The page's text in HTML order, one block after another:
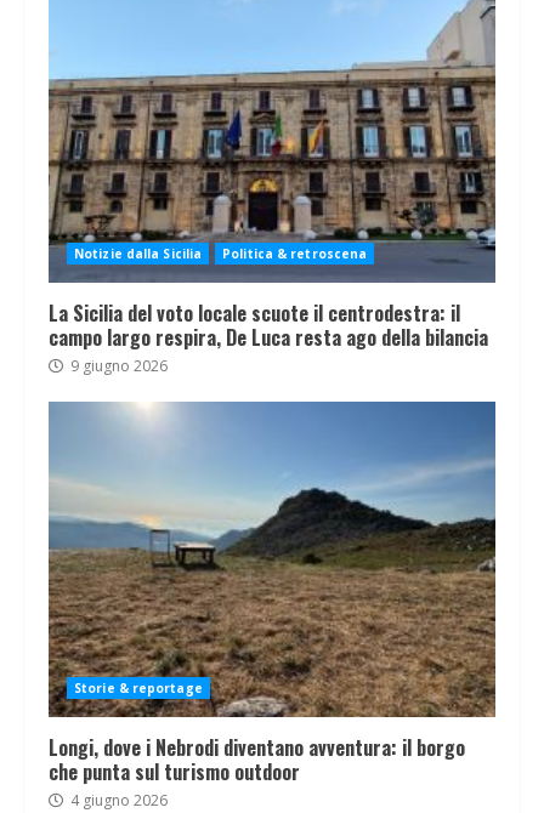
Notizie dalla Sicilia Politica & retroscena
La Sicilia del voto locale scuote il centrodestra: il
campo largo respira, De Luca resta ago della bilancia
9 giugno 2026
Storie & reportage
Longi, dove i Nebrodi diventano avventura: il borgo
che punta sul turismo outdoor
4 giugno 2026